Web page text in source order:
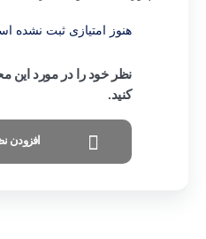
هنوز امتیازی ثبت نشده
نظر خود را در مورد این
کنید.
افزودن